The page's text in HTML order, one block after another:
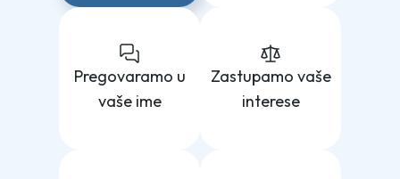
Pregovaramo u
vaše ime
Zastupamo vaše
interese